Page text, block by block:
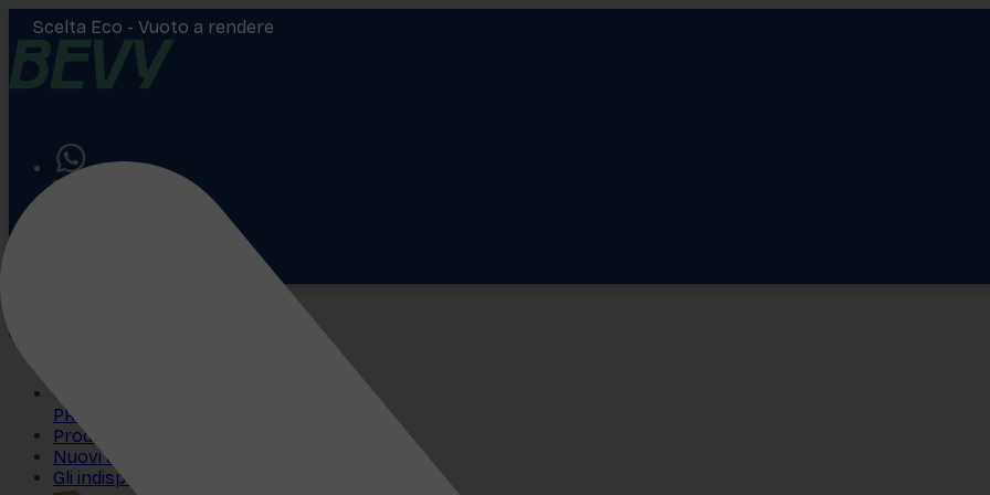
Aiuto
PROMO
Prodotti più venduti
Nuovi arrivi
Gli indispensabili
Scelta Eco - Vuoto a rendere